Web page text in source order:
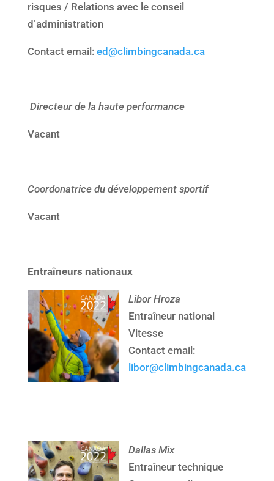
risques / Relations avec le conseil
d’administration
Contact email: ed@climbingcanada.ca
Directeur de la haute performance
Vacant
Coordonatrice du développement sportif
Vacant
Entraîneurs nationaux
Libor Hroza
Entraîneur national
Vitesse
Contact email:
libor@climbingcanada.ca
Dallas Mix
Entraîneur technique